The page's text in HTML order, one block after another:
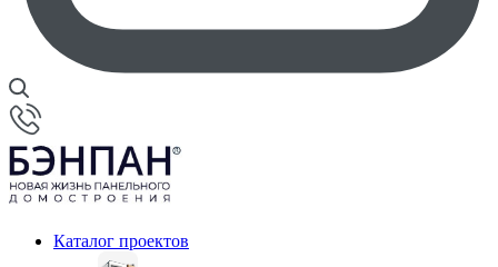
Каталог проектов